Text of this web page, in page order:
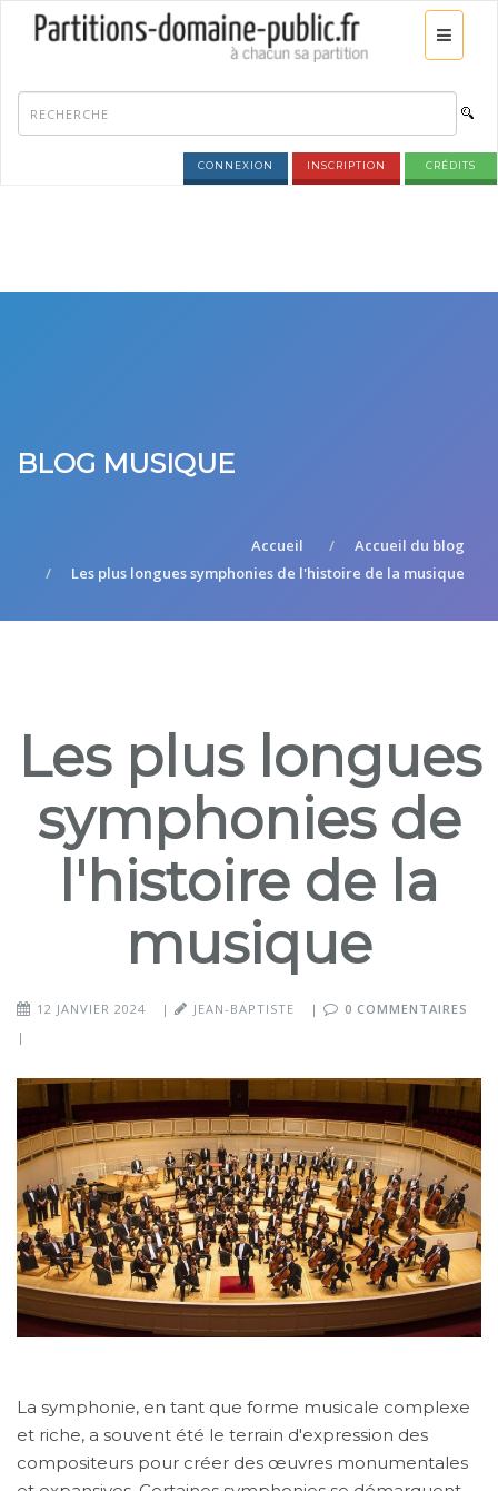
CONNEXION INSCRIPTION CRÉDITS
BLOG MUSIQUE
Accueil
Accueil du blog
Les plus longues symphonies de l'histoire de la musique
Les plus longues
symphonies de
l'histoire de la
musique
12 JANVIER 2024 | JEAN-BAPTISTE |
0 COMMENTAIRES
|
La symphonie, en tant que forme musicale complexe
et riche, a souvent été le terrain d'expression des
compositeurs pour créer des œuvres monumentales